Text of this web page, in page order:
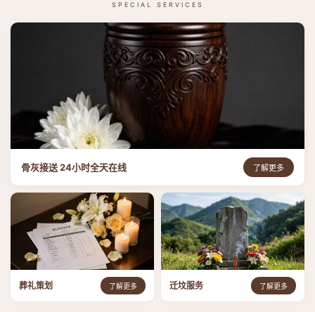
SPECIAL SERVICES
骨灰接送 24小时全天在线 了解更多
葬礼策划 了解更多 迁坟服务 了解更多